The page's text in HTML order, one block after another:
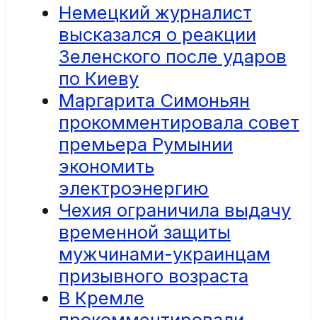
Немецкий журналист
высказался о реакции
Зеленского после ударов
по Киеву
Маргарита Симоньян
прокомментировала совет
премьера Румынии
экономить
электроэнергию
Чехия ограничила выдачу
временной защиты
мужчинами-украинцам
призывного возраста
В Кремле